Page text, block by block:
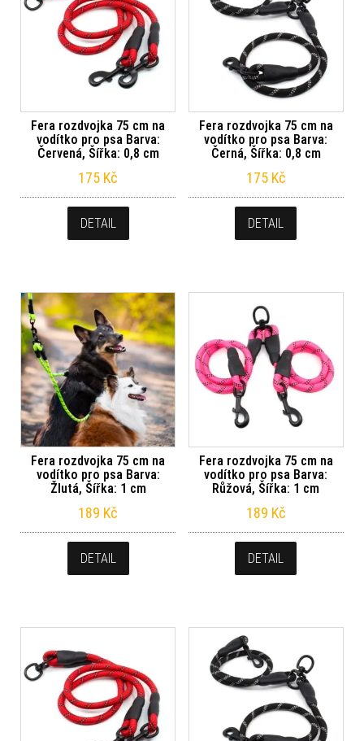
Fera rozdvojka 75 cm na
vodítko pro psa Barva:
Červená, Šířka: 0,8 cm
175 Kč
DETAIL
Fera rozdvojka 75 cm na
vodítko pro psa Barva:
Černá, Šířka: 0,8 cm
175 Kč
DETAIL
Fera rozdvojka 75 cm na
vodítko pro psa Barva:
Žlutá, Šířka: 1 cm
189 Kč
DETAIL
Fera rozdvojka 75 cm na
vodítko pro psa Barva:
Růžová, Šířka: 1 cm
189 Kč
DETAIL